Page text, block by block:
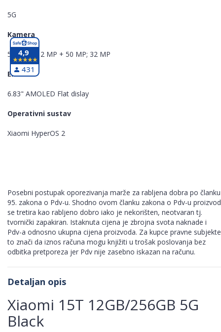
5G
Kamera
50 MP + 12 MP + 50 MP; 32 MP
Ekran
6.83" AMOLED Flat dislay
Operativni sustav
Xiaomi HyperOS 2
Posebni postupak oporezivanja marže za rabljena dobra po članku
95. zakona o Pdv-u. Shodno ovom članku zakona o Pdv-u proizvod
se tretira kao rabljeno dobro iako je nekorišten, neotvaran tj.
tvornički zapakiran. Istaknuta cijena je zbrojna svota naknade i
Pdv-a odnosno ukupna cijena proizvoda. Za kupce pravne subjekte
to znači da iznos računa mogu knjižiti u trošak poslovanja bez
odbitka pretporeza jer Pdv nije zasebno iskazan na računu.
Detaljan opis
Xiaomi 15T 12GB/256GB 5G
Black
4,9
431